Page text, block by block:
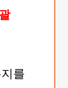
를